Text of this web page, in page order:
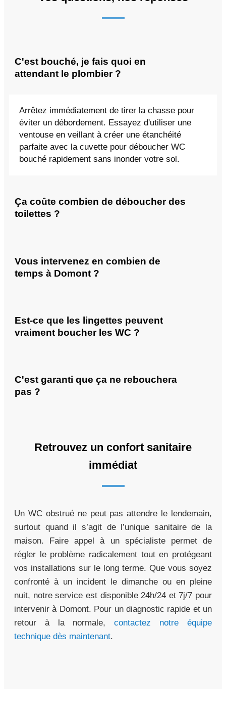
C'est bouché, je fais quoi en
attendant le plombier ?
Arrêtez immédiatement de tirer la chasse pour
éviter un débordement. Essayez d'utiliser une
ventouse en veillant à créer une étanchéité
parfaite avec la cuvette pour déboucher WC
bouché rapidement sans inonder votre sol.
Ça coûte combien de déboucher des
toilettes ?
Vous intervenez en combien de
temps à Domont ?
Est-ce que les lingettes peuvent
vraiment boucher les WC ?
C'est garanti que ça ne rebouchera
pas ?
Retrouvez un confort sanitaire
immédiat
Un WC obstrué ne peut pas attendre le lendemain,
surtout quand il s’agit de l’unique sanitaire de la
maison. Faire appel à un spécialiste permet de
régler le problème radicalement tout en protégeant
vos installations sur le long terme. Que vous soyez
confronté à un incident le dimanche ou en pleine
nuit, notre service est disponible 24h/24 et 7j/7 pour
intervenir à Domont. Pour un diagnostic rapide et un
retour à la normale,contactez notre équipe
technique dès maintenant.